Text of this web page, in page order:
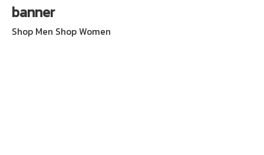
banner
Shop Men Shop Women